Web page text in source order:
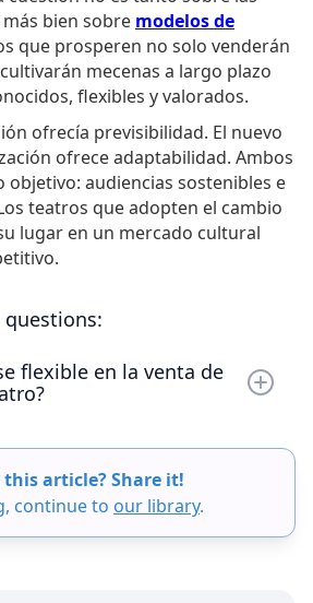
bien sobre modelos de
que prosperen no solo venderán
mecenas a largo plazo
flexibles y valorados.
ofrecía previsibilidad. El nuevo
ofrece adaptabilidad. Ambos
objetivo: audiencias sostenibles e
teatros que adopten el cambio
lugar en un mercado cultural
questions:
flexible en la venta de
a 8— y canjearlos por
espectáculo elegible
Ofrece más opciones
article? Share it!
continue to our library.